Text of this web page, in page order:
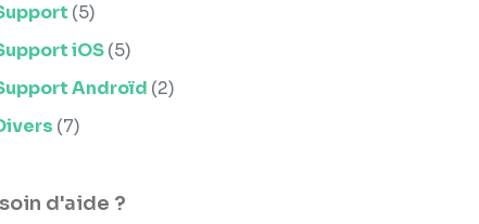
(5)
iOS(5)
Androïd (2)
(7)
d'aide ?